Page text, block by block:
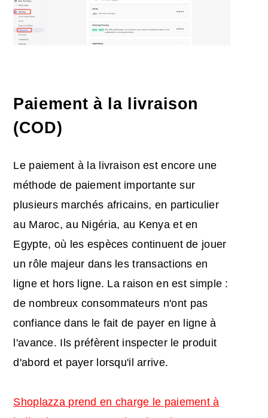
Paiement à la livraison
(COD)
Le paiement à la livraison est encore une
méthode de paiement importante sur
plusieurs marchés africains, en particulier
au Maroc, au Nigéria, au Kenya et en
Egypte, où les espèces continuent de jouer
un rôle majeur dans les transactions en
ligne et hors ligne. La raison en est simple :
de nombreux consommateurs n'ont pas
confiance dans le fait de payer en ligne à
l'avance. Ils préfèrent inspecter le produit
d'abord et payer lorsqu'il arrive.
Shoplazza prend en charge le paiement à